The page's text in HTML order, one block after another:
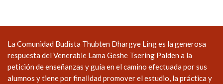
La Comunidad Budista Thubten Dhargye Ling es la generosa
respuesta del Venerable Lama Geshe Tsering Palden a la
petición de enseñanzas y guía en el camino efectuada por sus
alumnos y tiene por finalidad promover el estudio, la práctica y